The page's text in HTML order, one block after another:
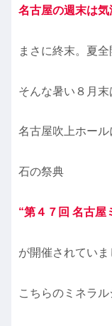
名古屋の週末は
まさに終末。夏
そんな暑い８月末
名古屋吹上ホール
石の祭典
“第４７回 名古屋
が開催されていま
こちらのミネラル